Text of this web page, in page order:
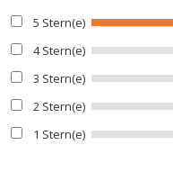
5 Stern(e)
4 Stern(e)
3 Stern(e)
2 Stern(e)
1 Stern(e)